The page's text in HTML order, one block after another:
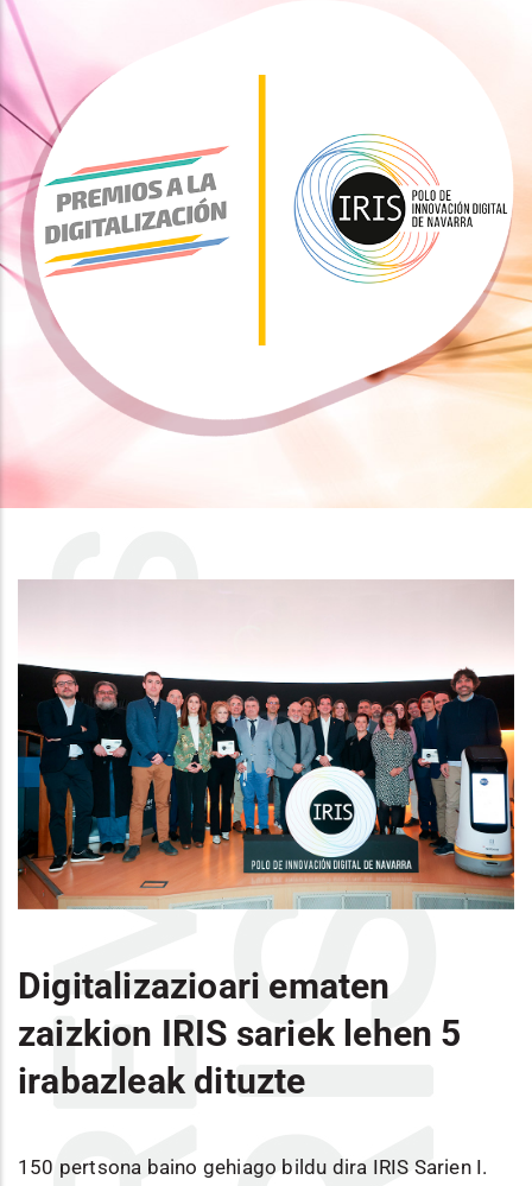
Digitalizazioari ematen
zaizkion IRIS sariek lehen 5
irabazleak dituzte
150 pertsona baino gehiago bildu dira IRIS Sarien I.